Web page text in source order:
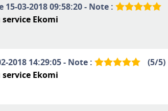
15-03-2018 09:58:20 - Note :
Ekomi
2018 14:29:05 - Note : (5/5)
Ekomi